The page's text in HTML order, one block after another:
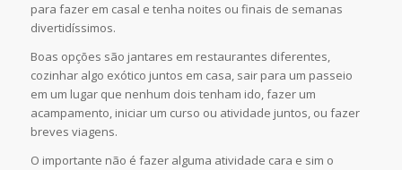
para fazer em casal e tenha noites ou finais de semanas
divertidíssimos.
Boas opções são jantares em restaurantes diferentes,
cozinhar algo exótico juntos em casa, sair para um passeio
em um lugar que nenhum dois tenham ido, fazer um
acampamento, iniciar um curso ou atividade juntos, ou fazer
breves viagens.
O importante não é fazer alguma atividade cara e sim o